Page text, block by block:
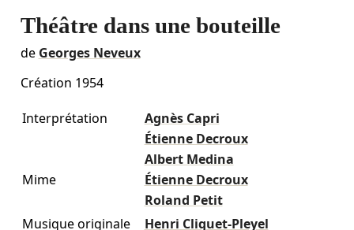
Théâtre dans une bouteille
de Georges Neveux
Création 1954
Interprétation
Agnès Capri
Étienne Decroux
Albert Medina
Mime
Étienne Decroux
Roland Petit
Musique originale
Henri Cliquet-Pleyel